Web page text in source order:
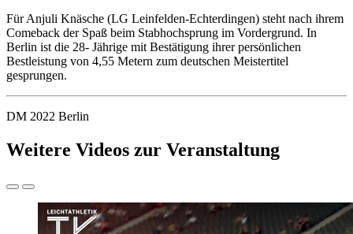
Für Anjuli Knäsche (LG Leinfelden-Echterdingen) steht nach ihrem
Comeback der Spaß beim Stabhochsprung im Vordergrund. In
Berlin ist die 28- Jährige mit Bestätigung ihrer persönlichen
Bestleistung von 4,55 Metern zum deutschen Meistertitel
gesprungen.
DM 2022 Berlin
Weitere Videos zur Veranstaltung